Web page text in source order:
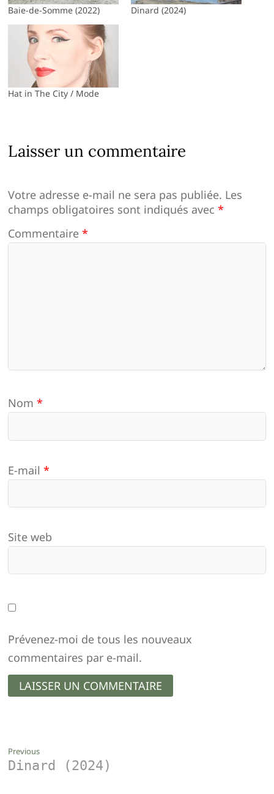
Baie-de-Somme (2022) Dinard (2024)
Hat in The City / Mode
Laisser un commentaire
Votre adresse e-mail ne sera pas publiée. Les
champs obligatoires sont indiqués avec*
Commentaire*
Nom*
E-mail*
Site web
Prévenez-moi de tous les nouveaux
commentaires par e-mail.
Navigation
de
PreviousPrevious
post:
Dinard (2024)